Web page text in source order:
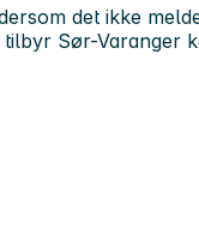
det ikke
Sør-Varanger